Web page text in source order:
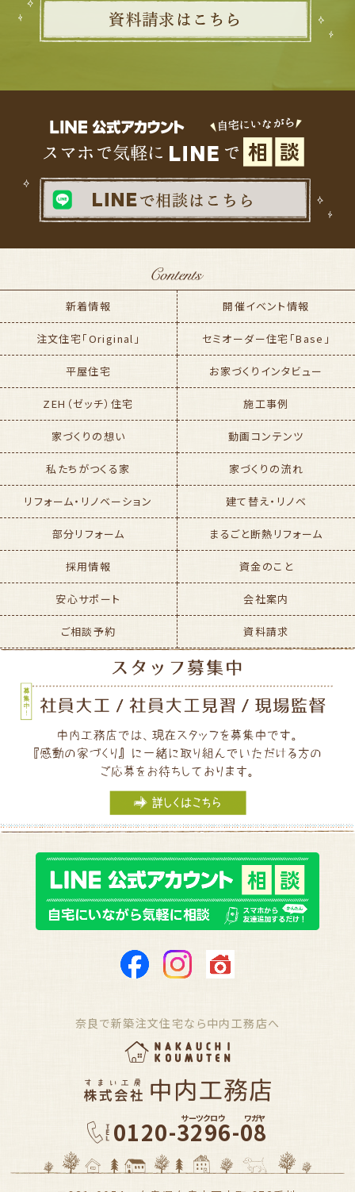
新着情報 開催イベント情報
注文住宅「Original」 セミオーダー住宅「Base」
平屋住宅 お家づくりインタビュー
ZEH（ゼッチ）住宅 施工事例
家づくりの想い 動画コンテンツ
私たちがつくる家 家づくりの流れ
リフォーム・リノベーション 建て替え・リノベ
部分リフォーム まるごと断熱リフォーム
採用情報 資金のこと
安心サポート 会社案内
ご相談予約 資料請求
奈良で新築注文住宅なら中内工務店へ
0120-3296-08
サーツクロウ ワガヤ